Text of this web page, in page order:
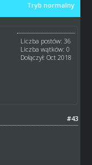
Tryb normalny
Liczba postów: 36
Liczba wątków: 0
Dołączył: Oct 2018
#43